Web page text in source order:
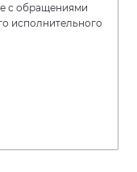
с обращениями
исполнительного